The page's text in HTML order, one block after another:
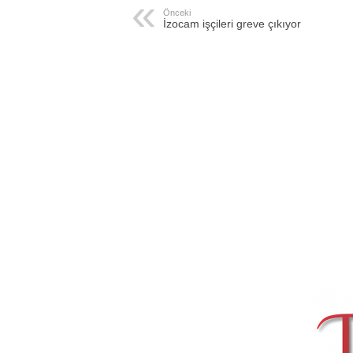
Önceki
İzocam işçileri greve çıkıyor